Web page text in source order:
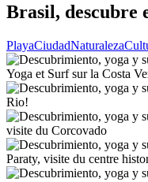
Brasil, descubre
PlayaCiudadNaturaleza